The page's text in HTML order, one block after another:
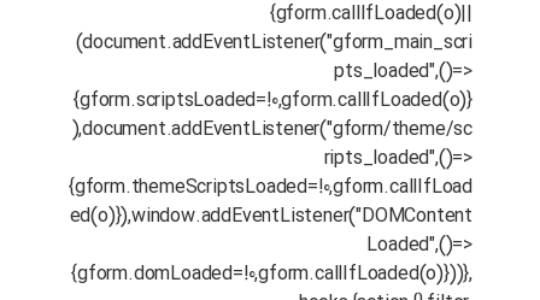
{gform.callIfLoaded(o)||
(document.addEventListener("gform_main_scri
pts_loaded",()=>
{gform.scriptsLoaded=!0,gform.callIfLoaded(o)}
),document.addEventListener("gform/theme/sc
ripts_loaded",()=>
{gform.themeScriptsLoaded=!0,gform.callIfLoad
ed(o)}),window.addEventListener("DOMContent
Loaded",()=>
{gform.domLoaded=!0,gform.callIfLoaded(o)}))},